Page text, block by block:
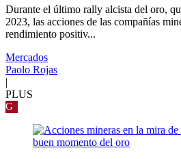
Durante el último rally alcista del oro,
2023, las acciones de las compañías
rendimiento positiv...
Mercados
Paolo Rojas
|
PLUS
G